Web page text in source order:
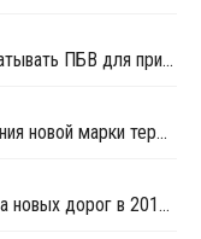
СИБУР и "Газпром нефть" будут разрабатывать ПБВ для применения в Казахстане
Воронежсинтезкаучук завершит испытания новой марки термоэластопластов в текущем году
Росавтодор отказался от строительства новых дорог в 2015 году